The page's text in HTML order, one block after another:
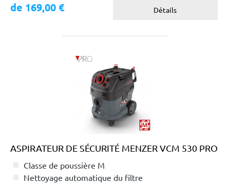
de 169,00 € Détails
ASPIRATEUR DE SÉCURITÉ MENZER VCM 530 PRO
Classe de poussière M
Nettoyage automatique du filtre